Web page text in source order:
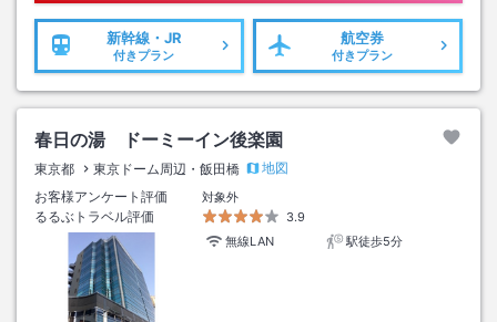
新幹線・JR
付きプラン
航空券
付きプラン
春日の湯 ドーミーイン後楽園
東京都 東京ドーム周辺・飯田橋
地図
お客様アンケート評価
対象外
るるぶトラベル評価
3.9
無線LAN
駅徒歩5分